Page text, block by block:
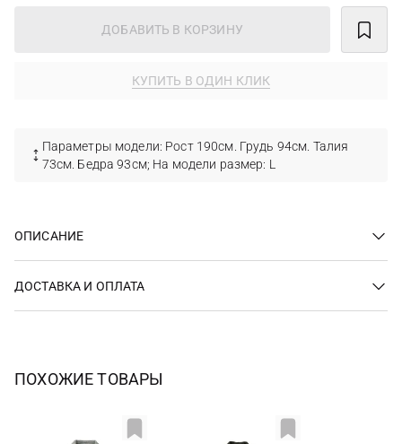
ДОБАВИТЬ В КОРЗИНУ
КУПИТЬ В ОДИН КЛИК
Параметры модели: Рост 190см. Грудь 94см. Талия
73см. Бедра 93см; На модели размер: L
ОПИСАНИЕ
ДОСТАВКА И ОПЛАТА
ПОХОЖИЕ ТОВАРЫ